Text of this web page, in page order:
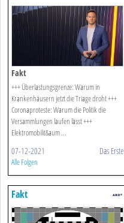
Fakt
+++ Überlastungsgrenze: Warum in
Krankenhäusern jetzt die Triage droht +++
Coronaproteste: Warum die Politik die
Versammlungen laufen lässt +++
Elektromobilit&aum ...
07-12-2021 Das Erste
Alle Folgen
Fakt